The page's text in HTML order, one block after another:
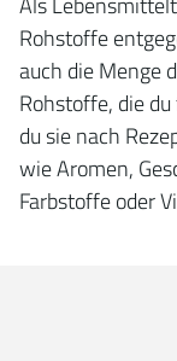
Rohstoffe
auch die Menge
Rohstoffe, die
du sie nach
wie Aromen,
Farbstoffe oder